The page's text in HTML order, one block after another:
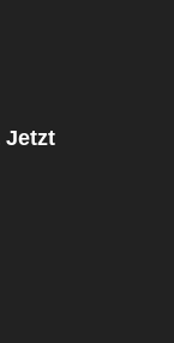
Jetzt